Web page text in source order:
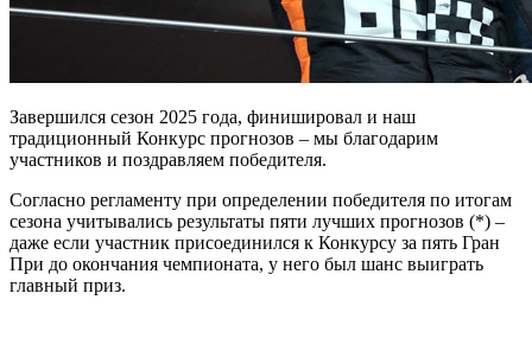
Завершился сезон 2025 года, финишировал и наш
традиционный Конкурс прогнозов – мы благодарим
участников и поздравляем победителя.
Согласно регламенту при определении победителя по итогам
сезона учитывались результаты пяти лучших прогнозов (*) –
даже если участник присоединился к Конкурсу за пять Гран
При до окончания чемпионата, у него был шанс выиграть
главный приз.